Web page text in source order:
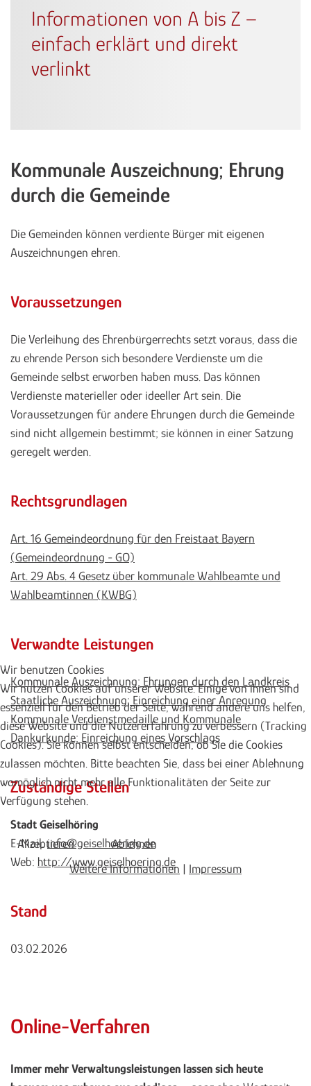
Informationen von A bis Z –
einfach erklärt und direkt
verlinkt
Kommunale Auszeichnung; Ehrung
durch die Gemeinde
Die Gemeinden können verdiente Bürger mit eigenen
Auszeichnungen ehren.
Voraussetzungen
Die Verleihung des Ehrenbürgerrechts setzt voraus, dass die
zu ehrende Person sich besondere Verdienste um die
Gemeinde selbst erworben haben muss. Das können
Verdienste materieller oder ideeller Art sein. Die
Voraussetzungen für andere Ehrungen durch die Gemeinde
sind nicht allgemein bestimmt; sie können in einer Satzung
geregelt werden.
Rechtsgrundlagen
Art. 16 Gemeindeordnung für den Freistaat Bayern
(Gemeindeordnung - GO)
Art. 29 Abs. 4 Gesetz über kommunale Wahlbeamte und
Wahlbeamtinnen (KWBG)
Verwandte Leistungen
Kommunale Auszeichnung; Ehrungen durch den Landkreis
Staatliche Auszeichnung; Einreichung einer Anregung
Kommunale Verdienstmedaille und Kommunale
Dankurkunde; Einreichung eines Vorschlags
Zuständige Stellen
Stadt Geiselhöring
E-Mail:info@geiselhoering.de
Web: http://www.geiselhoering.de
Stand
03.02.2026
Online-Verfahren
Immer mehr Verwaltungsleistungen lassen sich heute
Wir benutzen Cookies
Wir nutzen Cookies auf unserer Website. Einige von ihnen sind
essenziell für den Betrieb der Seite, während andere uns helfen,
diese Website und die Nutzererfahrung zu verbessern (Tracking
Cookies). Sie können selbst entscheiden, ob Sie die Cookies
zulassen möchten. Bitte beachten Sie, dass bei einer Ablehnung
womöglich nicht mehr alle Funktionalitäten der Seite zur
Verfügung stehen.
Akzeptieren
Ablehnen
Weitere Informationen | Impressum